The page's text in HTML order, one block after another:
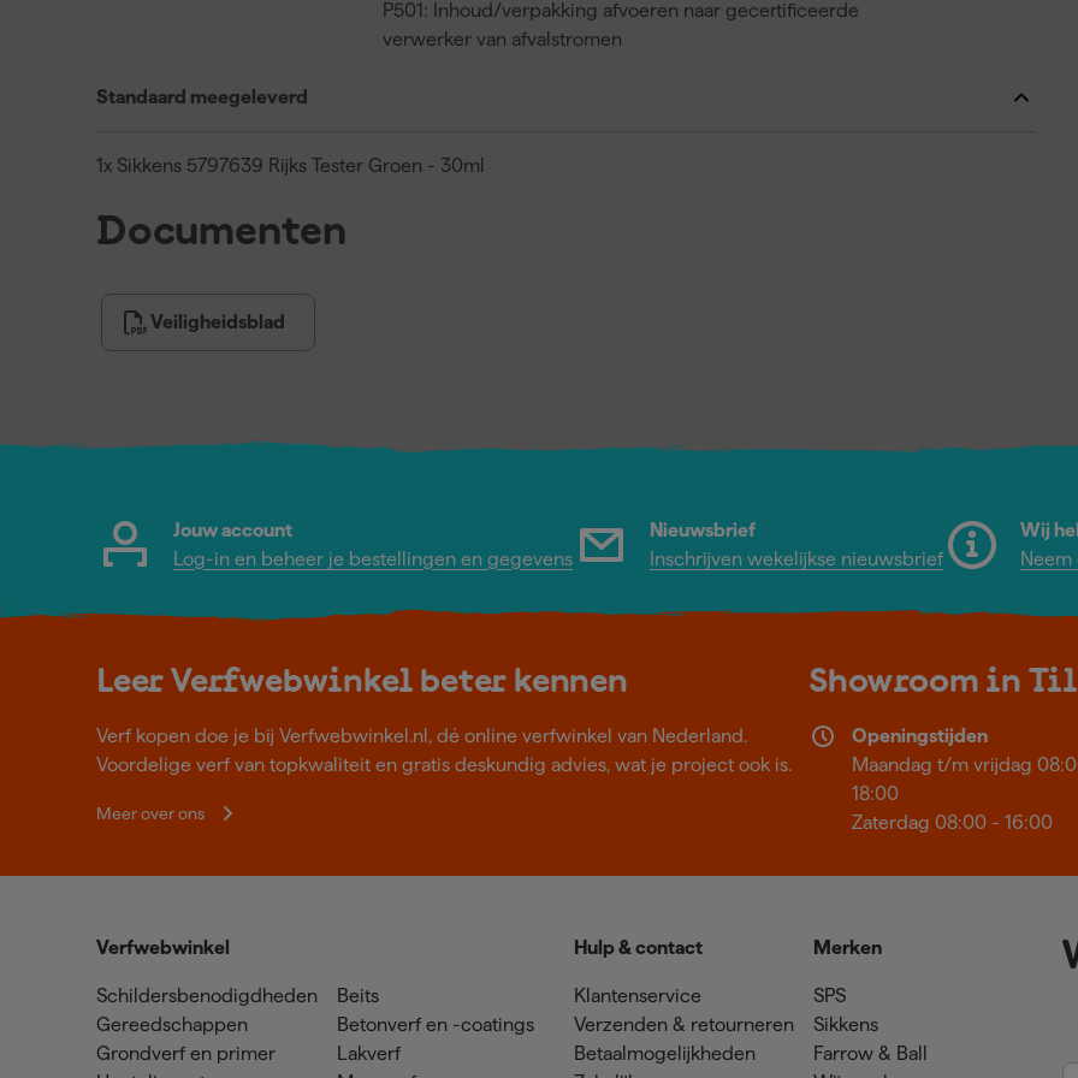
P501: Inhoud/verpakking afvoeren naar gecertificeerde
verwerker van afvalstromen
Standaard meegeleverd
1x Sikkens 5797639 Rijks Tester Groen - 30ml
Documenten
Veiligheidsblad
Jouw account
Log-in en beheer je bestellingen en gegevens
Nieuwsbrief
Inschrijven wekelijkse nieuwsbrief
Wij
Leer Verfwebwinkel beter kennen
Verf kopen doe je bij Verfwebwinkel.nl, dé online verfwinkel van Nederland.
Voordelige verf van topkwaliteit en gratis deskundig advies, wat je project ook is.
Meer over ons
Showroom in
Openingstijden
Maandag t/m vrijdag
18:00
Zaterdag 08:00 - 16:00
Verfwebwinkel
Schildersbenodigdheden
Gereedschappen
Grondverf en primer
Beits
Betonverf en -coatings
Lakverf
Hulp & contact
Klantenservice
Verzenden & retourneren
Betaalmogelijkheden
Merken
SPS
Sikkens
Farrow & Ball